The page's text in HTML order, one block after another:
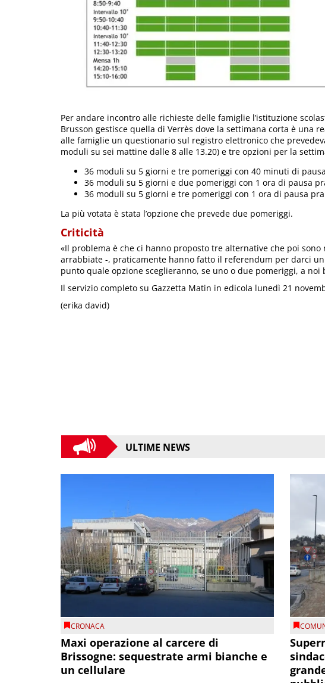
Per andare incontro alle richieste delle famiglie l’istituzione
Brusson gestisce quella di Verrès dove la settimana corta è una
alle famiglie un questionario sul registro elettronico che
moduli su sei mattine dalle 8 alle 13.20) e tre opzioni per la
36 moduli su 5 giorni e tre pomeriggi con 40 minuti di
36 moduli su 5 giorni e due pomeriggi con 1 ora di pausa
36 moduli su 5 giorni e tre pomeriggi con 1 ora di pausa
La più votata è stata l’opzione che prevede due pomeriggi.
Criticità
«Il problema è che ci hanno proposto tre alternative che poi
arrabbiate -, praticamente hanno fatto il referendum per darci
punto quale opzione sceglieranno, se uno o due pomeriggi, a noi
Il servizio completo su Gazzetta Matin in edicola lunedì 21
(erika david)
ULTIME NEWS
CRONACA
Maxi operazione al carcere di
Brissogne: sequestrate armi bianche e
un cellulare